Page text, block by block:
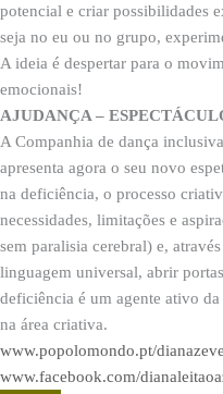
potencial e criar possibilidades
seja no eu ou no grupo,
A ideia é despertar para o
emocionais!
AJUDANÇA –
A Companhia de dança
apresenta agora o seu novo
na deficiência, o processo
necessidades, limitações e
sem paralisia cerebral) e,
linguagem universal, abrir
deficiência é um agente ativo
na área criativa.
www.popolomondo.pt/
www.facebook.com/